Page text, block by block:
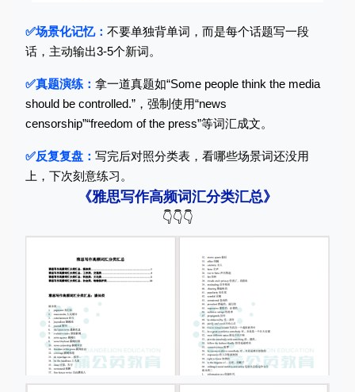
✅场景化记忆： 不要单独背单词，而是每个话题写一段
话，主动输出3-5个新词。
✅真题演练： 拿一道真题如“Some people think the media
should be controlled.”，强制使用“news
censorship”“freedom of the press”等词汇成文。
✅反复复盘： 写完后对照分类表，看哪些场景词还没用
上，下次刻意练习。
《雅思写作高频词汇分类汇总》
👇👇👇